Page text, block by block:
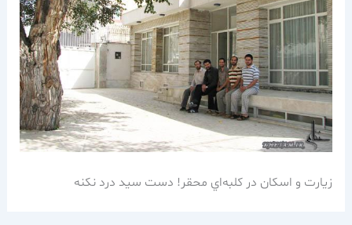
زيارت و اسكان در كلبه‌اي محقر! دست سيد درد نكنه